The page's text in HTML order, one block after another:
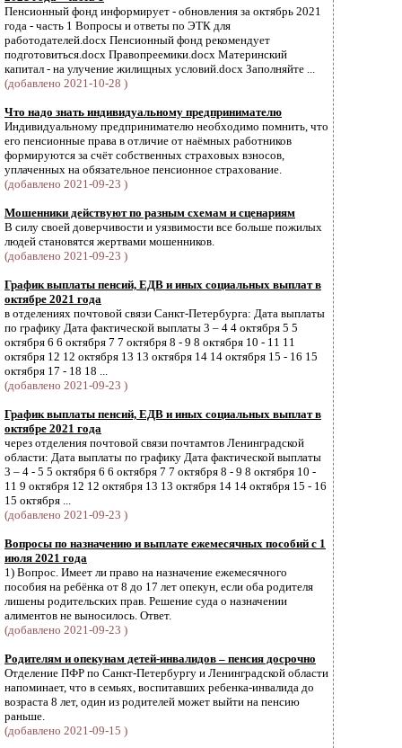
Пенсионный фонд информирует - обновления за октябрь 2021
года - часть 1 Вопросы и ответы по ЭТК для
работодателей.docx Пенсионный фонд рекомендует
подготовиться.docx Правопреемики.docx Материнский
капитал - на улучение жилищных условий.docx Заполняйте ...
(добавлено 2021-10-28 )
Что надо знать индивидуальному предпринимателю
Индивидуальному предпринимателю необходимо помнить, что
его пенсионные права в отличие от наёмных работников
формируются за счёт собственных страховых взносов,
уплаченных на обязательное пенсионное страхование.
(добавлено 2021-09-23 )
Мошенники действуют по разным схемам и сценариям
В силу своей доверчивости и уязвимости все больше пожилых
людей становятся жертвами мошенников.
(добавлено 2021-09-23 )
График выплаты пенсий, ЕДВ и иных социальных выплат в
октябре 2021 года
в отделениях почтовой связи Санкт-Петербурга: Дата выплаты
по графику Дата фактической выплаты 3 – 4 4 октября 5 5
октября 6 6 октября 7 7 октября 8 - 9 8 октября 10 - 11 11
октября 12 12 октября 13 13 октября 14 14 октября 15 - 16 15
октября 17 - 18 18 ...
(добавлено 2021-09-23 )
График выплаты пенсий, ЕДВ и иных социальных выплат в
октябре 2021 года
через отделения почтовой связи почтамтов Ленинградской
области: Дата выплаты по графику Дата фактической выплаты
3 – 4 - 5 5 октября 6 6 октября 7 7 октября 8 - 9 8 октября 10 -
11 9 октября 12 12 октября 13 13 октября 14 14 октября 15 - 16
15 октября ...
(добавлено 2021-09-23 )
Вопросы по назначению и выплате ежемесячных пособий с 1
июля 2021 года
1) Вопрос. Имеет ли право на назначение ежемесячного
пособия на ребёнка от 8 до 17 лет опекун, если оба родителя
лишены родительских прав. Решение суда о назначении
алиментов не выносилось. Ответ.
(добавлено 2021-09-23 )
Родителям и опекунам детей-инвалидов – пенсия досрочно
Отделение ПФР по Санкт-Петербургу и Ленинградской области
напоминает, что в семьях, воспитавших ребенка-инвалида до
возраста 8 лет, один из родителей может выйти на пенсию
раньше.
(добавлено 2021-09-15 )